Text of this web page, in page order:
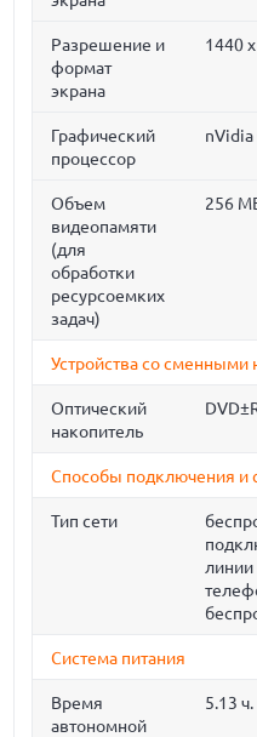
Разрешение и
формат
экрана
1440
Графический
процессор
nVidia
Объем
видеопамяти
(для
обработки
ресурсоемких
задач)
256
Устройства со сменными
Оптический
накопитель
Способы подключения и
Тип сети
Система питания
Время
автономной
5.13 ч.